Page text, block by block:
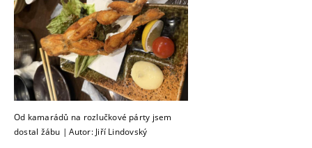
Od kamarádů na rozlučkové párty jsem
dostal žábu | Autor: Jiří Lindovský